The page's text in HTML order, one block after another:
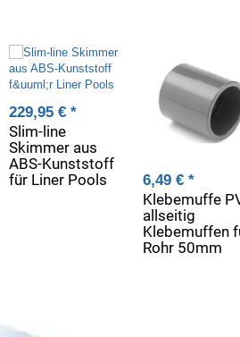
Slim-line
Skimmer aus
ABS-Kunststoff
für Liner Pools
229,95 € *
Klebemuffe
allseitig
Klebemuffen
Rohr 50mm
6,49 € *